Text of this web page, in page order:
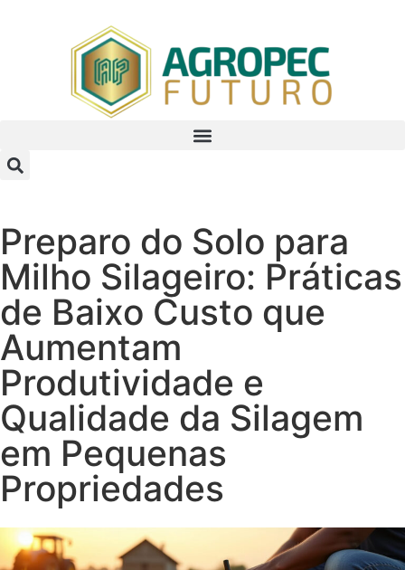
conteúdo
Preparo do Solo para
Milho Silageiro: Práticas
de Baixo Custo que
Aumentam
Produtividade e
Qualidade da Silagem
em Pequenas
Propriedades